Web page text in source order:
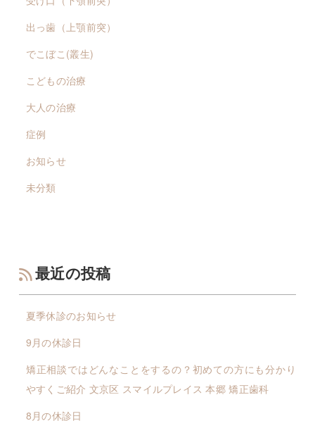
出っ歯（上顎前突）
でこぼこ(叢生)
こどもの治療
大人の治療
症例
お知らせ
未分類
最近の投稿
夏季休診のお知らせ
9月の休診日
矯正相談ではどんなことをするの？初めての方にも分かり
やすくご紹介 文京区 スマイルプレイス 本郷 矯正歯科
8月の休診日